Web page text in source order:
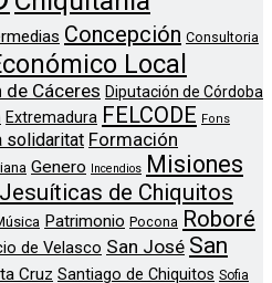
Concepción Consultoria
Local
de Cáceres Diputación de Córdoba
Extremadura FELCODE Fons
solidaritat Formación
Genero Incendios
Misiones
de Chiquitos
Patrimonio Pocona Roboré
de Velasco San José San
Cruz Santiago de Chiquitos Sofia